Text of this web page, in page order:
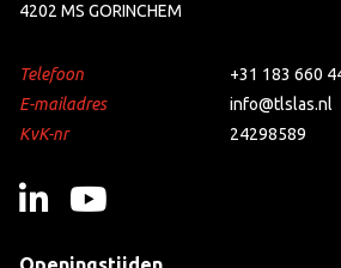
4202 MS GORINCHEM
Telefoon
+31 183 660
E-mailadres
info@tlslas.nl
KvK-nr
24298589